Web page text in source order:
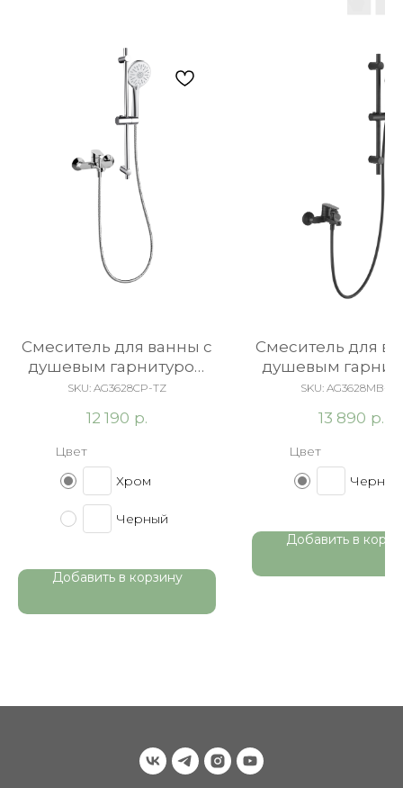
Cмеситель для ванны с
душевым гарнитуром
ARROW AG3628CP-TZ
SKU: AG3628CP-TZ
12 190 р.
Цвет
Хром
Черный
Добавить в корзину
Смеситель для
душевым
ARROW
SKU: AG3628MB-TZ
13 890 р.
Цвет
Черный
Добавить в